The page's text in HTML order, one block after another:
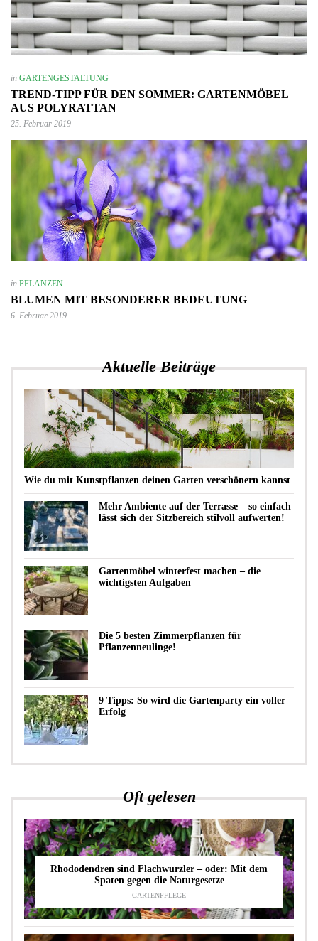
in GARTENGESTALTUNG
TREND-TIPP FÜR DEN SOMMER: GARTENMÖBEL
AUS POLYRATTAN
25. Februar 2019
in PFLANZEN
BLUMEN MIT BESONDERER BEDEUTUNG
6. Februar 2019
Aktuelle Beiträge
Wie du mit Kunstpflanzen deinen Garten verschönern kannst
Mehr Ambiente auf der Terrasse – so einfach
lässt sich der Sitzbereich stilvoll aufwerten!
Gartenmöbel winterfest machen – die
wichtigsten Aufgaben
Die 5 besten Zimmerpflanzen für
Pflanzenneulinge!
9 Tipps: So wird die Gartenparty ein voller
Erfolg
Oft gelesen
Rhododendren sind Flachwurzler – oder: Mit dem
Spaten gegen die Naturgesetze
GARTENPFLEGE